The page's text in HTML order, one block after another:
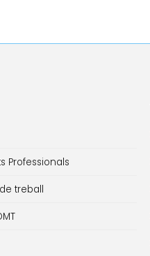
Professionals
treball